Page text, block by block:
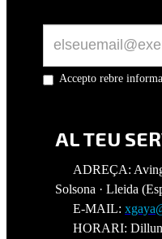
Accepto rebre
AL TEU
ADREÇA:
Solsona · Lleida
E-MAIL:
HORARI: